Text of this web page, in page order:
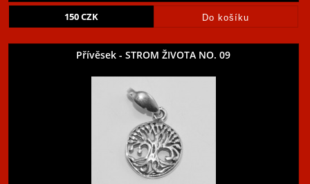
150CZK
Přívěsek - STROM ŽIVOTA NO. 09